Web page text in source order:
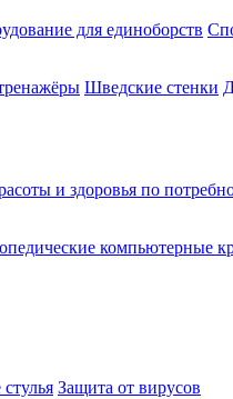
для единоборств
Шведские стенки
и здоровья по
компьютерные
Защита от вирусов